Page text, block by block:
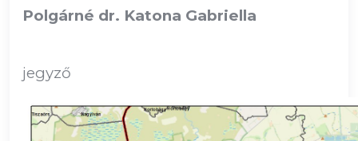
Polgárné dr. Katona Gabriella
jegyző